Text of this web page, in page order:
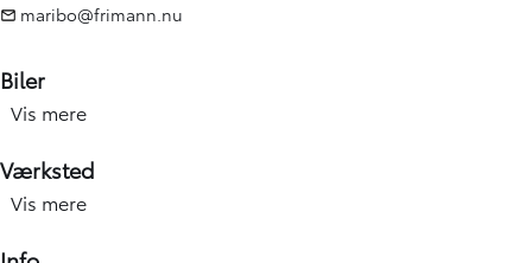
maribo@frimann.nu
Biler
Nye biler
Brugte biler
Kampagner
Vis mere
Værksted
Værksted forside
Service
Vis mere